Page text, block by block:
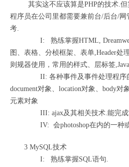
其实这不应该算是PHP的技术.但
程序员在公司里都需要兼前台/后台/
考.
I: 熟练掌握HTML,
图、表格、分桢框架、表单,Header处
则规器使用，常用的样式、层标签
II: 各种事件及事件处理程序的
document对象、location对象、body
元素对象
III: ajax及其相关技术.能完成常
IV: 会photoshop在内的一种或
3 MySQL技术
I: 熟练掌握SQL语句.